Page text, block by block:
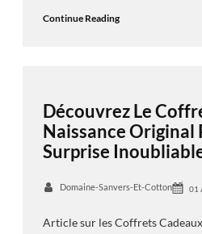
Continue Reading
Découvrez Le
Naissance Original
Surprise
Domaine-Sanvers-Et-Cotton 01
Article sur les Coffrets